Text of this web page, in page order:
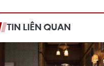
TIN LIÊN QUAN